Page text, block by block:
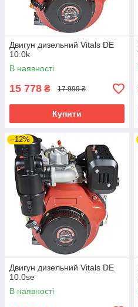
Двигун дизельний Vitals DE
10.0k
В наявності
15 778 ₴ 17 999 ₴
Купити
–12%
Двигун дизельний Vitals DE
10.0se
В наявності